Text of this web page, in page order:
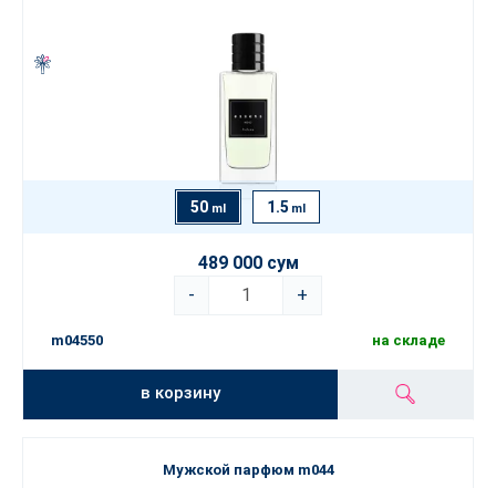
50 ml 1.5 ml
489 000 сум
-
+
m04550 на складе
в корзину
Мужской парфюм m044